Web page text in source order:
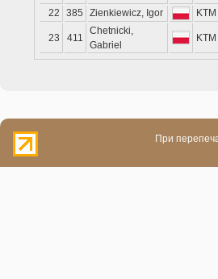
22 385 Zienkiewicz, Igor KTM
23 411
Chetnicki,
Gabriel
KTM
При